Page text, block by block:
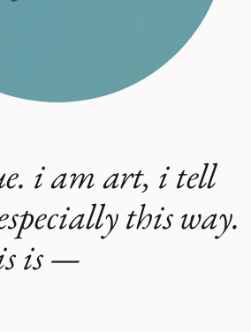
i am art, i tell
this way.
is —